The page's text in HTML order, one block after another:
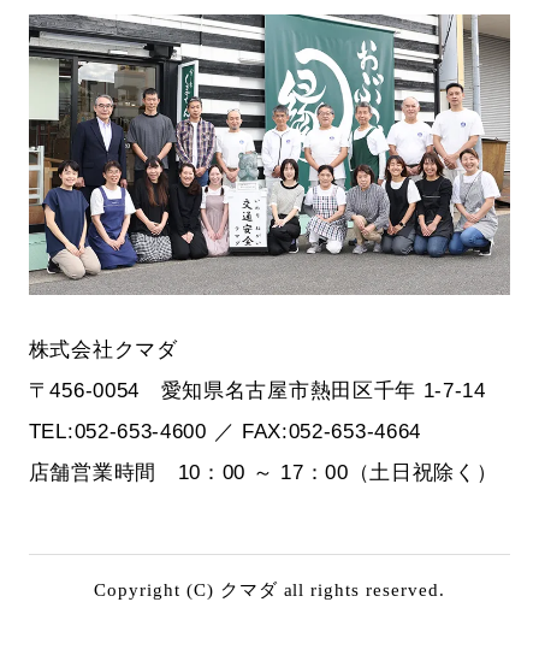
株式会社クマダ
〒456-0054 愛知県名古屋市熱田区千年 1-7-14
TEL:052-653-4600 ／ FAX:052-653-4664
店舗営業時間 10：00 ～ 17：00（土日祝除く）
Copyright (C) クマダ all rights reserved.